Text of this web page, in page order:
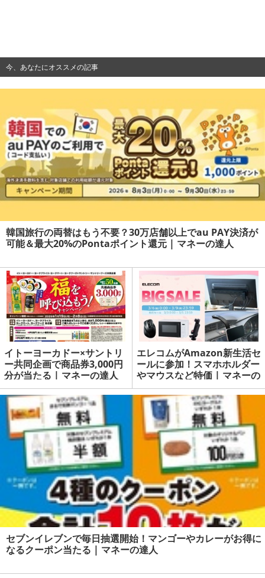
今、あなたにオススメの記事
韓国旅行の両替はもう不要？30万店舗以上でau PAY決済が
可能＆最大20%のPontaポイント還元 | マネーの達人
イトーヨーカドー×サントリ
ー共同企画で商品券3,000円
分が当たる | マネーの達人
エレコムがAmazon新生活セ
ールに参加！スマホホルダー
やマウスなど特価 | マネーの
達人
セブンイレブンで毎日抽選開始！マンゴーやカレーがお得に
なるクーポン当たる | マネーの達人